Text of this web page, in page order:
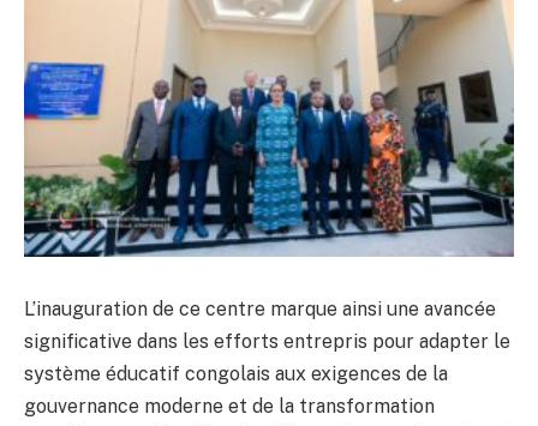
L’inauguration de ce centre marque ainsi une avancée
significative dans les efforts entrepris pour adapter le
système éducatif congolais aux exigences de la
gouvernance moderne et de la transformation